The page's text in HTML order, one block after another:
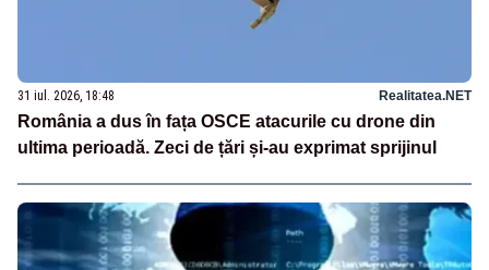
31 iul. 2026, 18:48 Realitatea.NET
România a dus în fața OSCE atacurile cu drone din
ultima perioadă. Zeci de țări și-au exprimat sprijinul